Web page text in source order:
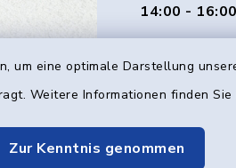
um eine optimale Darstellung
Weitere Informationen finden Sie
Zur Kenntnis genommen
14:00 -
Freitag
08:00 - 12:00